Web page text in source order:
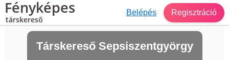
Fényképes
társkereső
Belépés Regisztráció
Társkereső Sepsiszentgyörgy